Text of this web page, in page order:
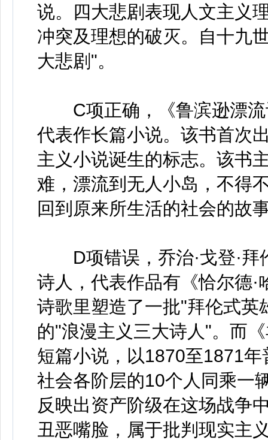
说。四大悲剧表现人文主义
冲突及理想的破灭。自十九
大悲剧"。
C项正确，《鲁滨逊漂流
代表作长篇小说。该书首次
主义小说诞生的标志。该书
难，漂流到无人小岛，不得
回到原来所生活的社会的故
D项错误，乔治·戈登·拜
诗人，代表作品有《恰尔德
诗歌里塑造了一批"拜伦式英
的"浪漫主义三大诗人"。而
短篇小说，以1870至1871
社会各阶层的10个人同乘一
反映出资产阶级在这场战争
丑恶嘴脸，属于批判现实主